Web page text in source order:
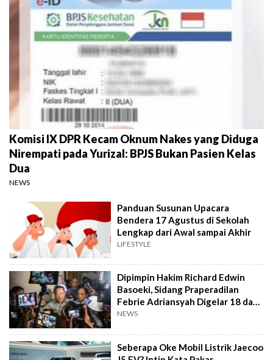
Komisi IX DPR Kecam Oknum Nakes yang Diduga
Nirempati pada Yurizal: BPJS Bukan Pasien Kelas
Dua
NEWS
Panduan Susunan Upacara
Bendera 17 Agustus di Sekolah
Lengkap dari Awal sampai Akhir
LIFESTYLE
Dipimpin Hakim Richard Edwin
Basoeki, Sidang Praperadilan
Febrie Adriansyah Digelar 18 dan
Agustus
NEWS
Seberapa Oke Mobil Listrik Jaecoo